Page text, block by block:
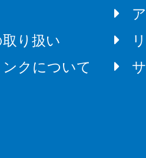
り扱い
クについて